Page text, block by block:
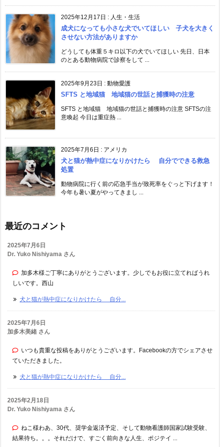
2025年12月17日 : 人生・生活
成犬になっても小さな犬でいてほしい 子犬を大きく
させない方法がありますか
どうしても体重５キロ以下の犬でいてほしい 先日、日本
のとある動物病院で診察をして ...
2025年9月23日 : 動物愛護
SFTS と地域猫 地域猫の世話と捕獲時の注意
SFTS と地域猫 地域猫の世話と捕獲時の注意 SFTSの注
意喚起 今日は重症熱 ...
2025年7月6日 : アメリカ
犬と猫が熱中症になりかけたら 自分でできる救急
処置
動物病院に行く前の応急手当が致死率をぐっと下げます！
今年も暑い夏がやってきまし ...
最近のコメント
2025年7月6日
Dr. Yuko Nishiyama さん
加多木様ご丁寧にありがとうございます。少しでもお役に立てればうれ
しいです。西山
犬と猫が熱中症になりかけたら 自分...
2025年7月6日
加多木美緒 さん
いつも貴重な投稿をありがとうございます。Facebookの方でシェアさせ
ていただきました。
犬と猫が熱中症になりかけたら 自分...
2025年2月18日
Dr. Yuko Nishiyama さん
ねこ様わあ、30代、奨学金返済予定、そして動物看護師国家試験受験、
結果待ち。。。それだけで、すごく前向きな人生、ポジテイ ...